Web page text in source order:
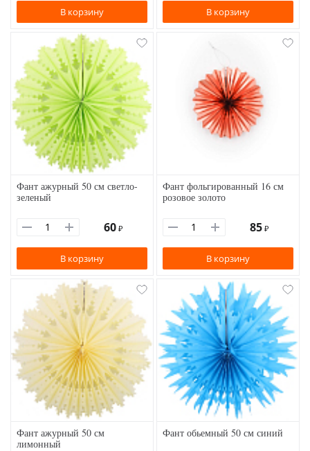
В корзину В корзину
Фант ажурный 50 см светло-
зеленый
60 ₽
В корзину
Фант фольгированный 16 см
розовое золото
85 ₽
В корзину
Фант ажурный 50 см
лимонный
Фант обьемный 50 см синий